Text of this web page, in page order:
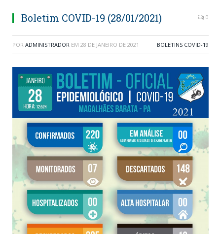
Boletim COVID-19 (28/01/2021) 0
POR ADMINISTRADOR EM 28 DE JANEIRO DE 2021 BOLETINS COVID-19